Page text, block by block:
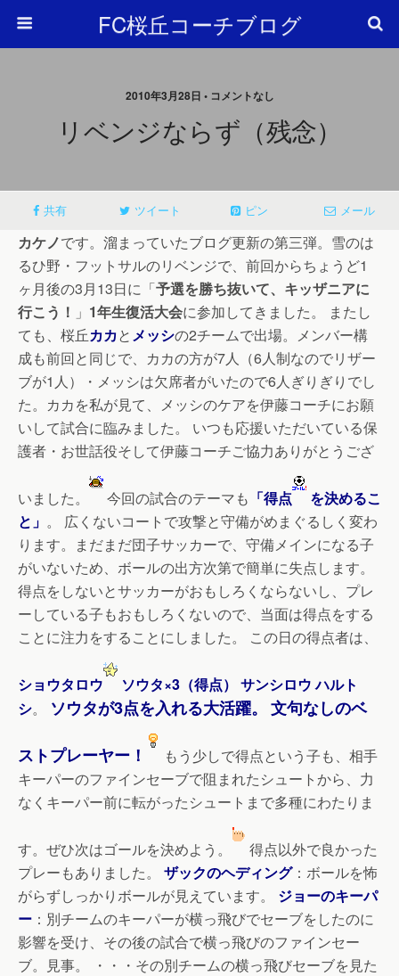
FC桜丘コーチブログ
2010年3月28日 • コメントなし
リベンジならず（残念）
共有 ツイート ピン メール
カケノです。溜まっていたブログ更新の第三弾。雪のは
るひ野・フットサルのリベンジで、前回からちょうど1
ヶ月後の3月13日に「予選を勝ち抜いて、キッザニアに
行こう！ 」 1年生復活大会に参加してきました。 またし
ても、桜丘カカとメッシの2チームで出場。メンバー構
成も前回と同じで、カカの方が7人（6人制なのでリザー
ブが1人）・メッシは欠席者がいたので6人ぎりぎりでし
た。カカを私が見て、メッシのケアを伊藤コーチにお願
いして試合に臨みました。 いつも応援いただいている保
護者・お世話役そして伊藤コーチご協力ありがとうござ
いました。 今回の試合のテーマも 「得点
を決めるこ
と」 。 広くないコートで攻撃と守備がめまぐるしく変わ
ります。まだまだ団子サッカーで、守備メインになる子
がいないため、ボールの出方次第で簡単に失点します。
得点をしないとサッカーがおもしろくならないし、プレ
ーしている子もおもしろくないので、当面は得点をする
ことに注力をすることにしました。 この日の得点者は、
ショウタロウ ソウタ×3（得点） サンシロウ ハルト
シ。 ソウタが3点を入れる大活躍。 文句なしのベ
ストプレーヤー！
もう少しで得点という子も、相手
キーパーのファインセーブで阻まれたシュートから、力
なくキーパー前に転がったシュートまで多種にわたりま
す。ぜひ次はゴールを決めよう。
得点以外で良かった
プレーもありました。 ザックのヘディング：ボールを怖
がらずしっかりボールが見えています。 ジョーのキーパ
ー ：別チームのキーパーが横っ飛びでセーブをしたのに
影響を受け、その後の試合で横っ飛びのファインセー
ブ。見事。 ・・・その別チームの横っ飛びセーブを見た